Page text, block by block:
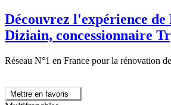
Découvrez l'expérience de
Diziain, concessionnaire
Réseau N°1 en France pour la rénovation
Mettre en favoris